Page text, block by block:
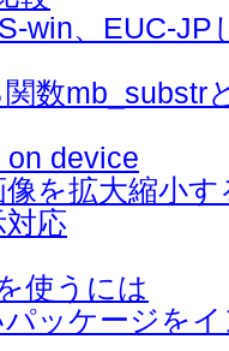
win、EUC-JP
数mb_substr
device
を拡大縮小す
応
使うには
ッケージを